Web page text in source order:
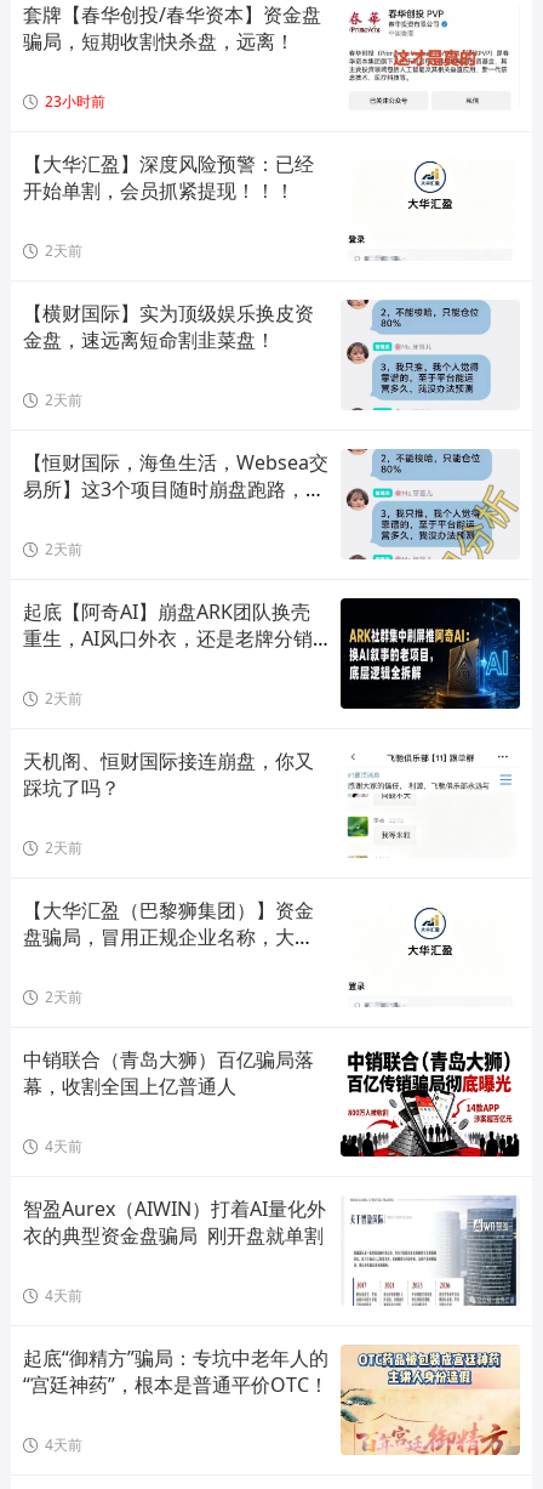
套牌【春华创投/春华资本】资金盘
骗局，短期收割快杀盘，远离！
23小时前
【大华汇盈】深度风险预警：已经
开始单割，会员抓紧提现！！！
2天前
【横财国际】实为顶级娱乐换皮资
金盘，速远离短命割韭菜盘！
2天前
【恒财国际，海鱼生活，Websea交
易所】这3个项目随时崩盘跑路，赶
2天前
起底【阿奇AI】崩盘ARK团队换壳
重生，AI风口外衣，还是老牌分销
2天前
天机阁、恒财国际接连崩盘，你又
踩坑了吗？
2天前
【大华汇盈（巴黎狮集团）】资金
盘骗局，冒用正规企业名称，大量
2天前
中销联合（青岛大狮）百亿骗局落
幕，收割全国上亿普通人
4天前
智盈Aurex（AIWIN）打着AI量化外
衣的典型资金盘骗局  刚开盘就单割
4天前
起底“御精方”骗局：专坑中老年人的
“宫廷神药”，根本是普通平价OTC！
4天前